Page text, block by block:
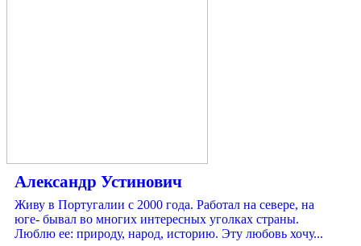
Александр Устинович
Живу в Португалии с 2000 года. Работал на севере, на
юге- бывал во многих интересных уголках страны.
Люблю ее: природу, народ, историю. Эту любовь хочу...